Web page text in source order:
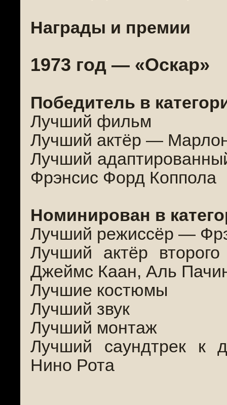
Награды и премии
1973 год — «Оскар»
Победитель в
Лучший фильм
Лучший актёр —
Лучший
Фрэнсис Форд Коппола
Номинирован в
Лучший режиссёр —
Лучший актёр
Джеймс Каан, Аль
Лучшие костюмы
Лучший звук
Лучший монтаж
Лучший саундтрек к
Нино Рота